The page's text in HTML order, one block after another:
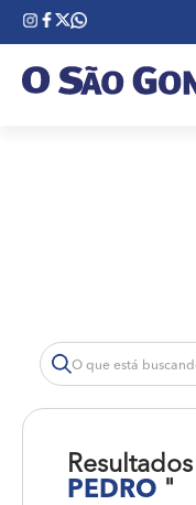
PEDRO "